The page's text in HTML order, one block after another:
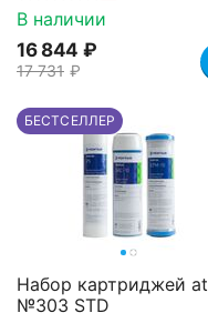
В наличии
16 844 ₽
17 731 ₽
БЕСТСЕЛЛЕР
Набор картриджей
№303 STD